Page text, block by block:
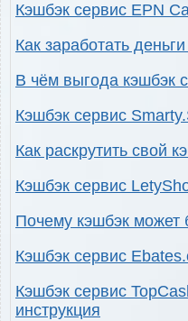
Кэшбэк сервис EPN
Как заработать
В чём выгода кэшбэк
Кэшбэк сервис
Как раскрутить свой
Кэшбэк сервис
Почему кэшбэк может
Кэшбэк сервис
Кэшбэк сервис
инструкция